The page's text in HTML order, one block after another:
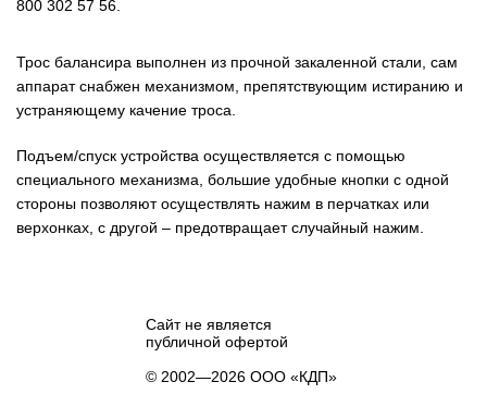
800 302 57 56.
Трос балансира выполнен из прочной закаленной стали, сам
аппарат снабжен механизмом, препятствующим истиранию и
устраняющему качение троса.
Подъем/спуск устройства осуществляется с помощью
специального механизма, большие удобные кнопки с одной
стороны позволяют осуществлять нажим в перчатках или
верхонках, с другой – предотвращает случайный нажим.
Сайт не является
публичной офертой
© 2002—2026 ООО «КДП»